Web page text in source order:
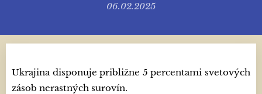
06.02.2025
Ukrajina disponuje približne 5 percentami svetových
zásob nerastných surovín.